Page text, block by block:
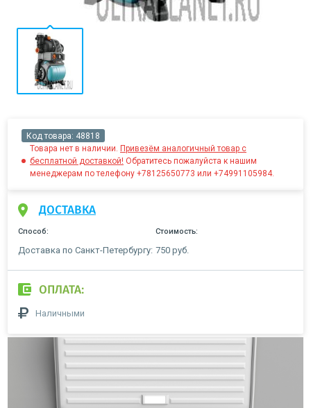
Код товара: 48818
Товара нет в наличии. Привезём аналогичный товар с
бесплатной доставкой! Обратитесь пожалуйста к нашим
менеджерам по телефону +78125650773 или +74991105984.
ДОСТАВКА
Способ: Стоимость:
Доставка по Санкт-Петербургу: 750 руб.
ОПЛАТА:
Наличными